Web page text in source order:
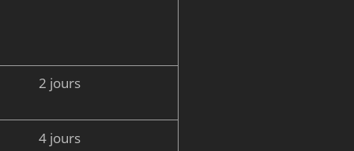
2 jours
4 jours